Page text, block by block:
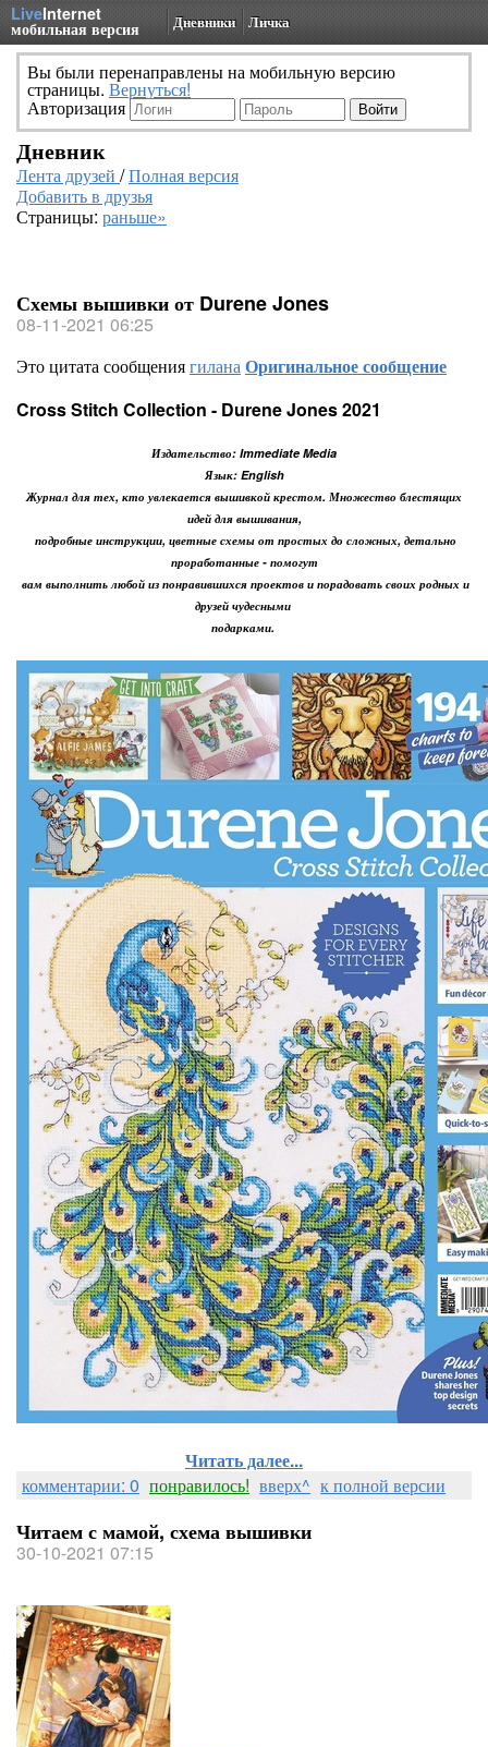
LiveInternet
мобильная версия Дневники Личка
Вы были перенаправлены на мобильную версию
страницы. Вернуться!
Авторизация
Дневник
Лента друзей /Полная версия
Добавить в друзья
Страницы: раньше»
Схемы вышивки от Durene Jones
08-11-2021 06:25
Это цитата сообщениягиланаОригинальное сообщение
Cross Stitch Collection - Durene Jones 2021
Издательство: Immediate Media
Язык: English
Журнал для тех, кто увлекается вышивкой крестом. Множество блестящих
идей для вышивания,
подробные инструкции, цветные схемы от простых до сложных, детально
проработанные - помогут
вам выполнить любой из понравившихся проектов и порадовать своих родных и
друзей чудесными
подарками.
Читать далее...
комментарии: 0 понравилось! вверх^ к полной версии
Читаем с мамой, схема вышивки
30-10-2021 07:15